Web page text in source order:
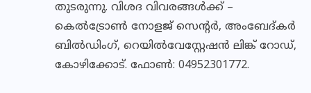
തുടരുന്നു. വിശദ വിവരങ്ങള്‍ക്ക് –
കെല്‍ട്രോണ്‍ നോളജ് സെന്റര്‍, അംബേദ്കര്‍
ബില്‍ഡിംഗ്, റെയില്‍വേസ്റ്റേഷന്‍ ലിങ്ക് റോഡ്,
കോഴിക്കോട്. ഫോണ്‍: 04952301772.